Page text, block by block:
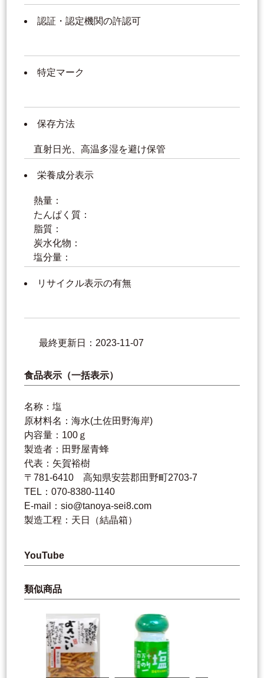
認証・認定機関の許認可
特定マーク
保存方法
直射日光、高温多湿を避け保管
栄養成分表示
熱量：
たんぱく質：
脂質：
炭水化物：
塩分量：
リサイクル表示の有無
最終更新日：2023-11-07
食品表示（一括表示）
名称：塩
原材料名：海水(土佐田野海岸)
内容量：100ｇ
製造者：田野屋青蜂
代表：矢賀裕樹
〒781-6410 高知県安芸郡田野町2703-7
TEL：070-8380-1140
E-mail：sio@tanoya-sei8.com
製造工程：天日（結晶箱）
YouTube
類似商品